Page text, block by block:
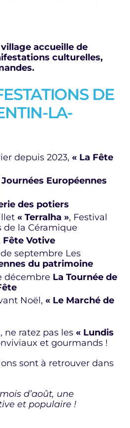
accueille de
culturelles,
DE
LA-
depuis 2023,« La Fête
Journées Européennes
des potiers
« Terralha », Festival
de la Céramique
Fête Votive
septembre Les
du patrimoine
décembre La Tournée de
Noël,« Le Marché de
ne ratez pas les« Lundis
et gourmands !
sont à retrouver dans
d’août, une
et populaire !